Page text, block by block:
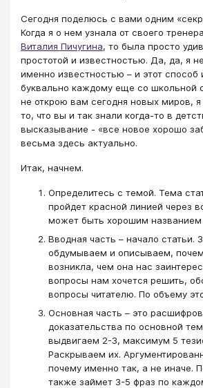
Сегодня поделюсь с вами одним
Когда я о нем узнала от своего
Виталия Пичугина​, то была просто
простотой и известностью. Да, да, я
именно известностью – и этот способ
буквально каждому еще со школьной
не открою вам сегодня новых миров,
то, что вы и так знали когда-то в
высказывание - «все новое хорошо
весьма здесь актуально.
Итак, начнем.
Определитесь с темой. Тема
пройдет красной линией через
может быть хорошим названием
Вводная часть – начало статьи.
обдумываем и описываем,
возникла, чем она нас
вопросы нам хочется решить,
вопросы читателю. По объему
Основная часть – это
доказательства по основной
выдвигаем 2-3, максимум 5
Раскрываем их.
почему именно так, а не иначе.
также займет 3-5 фраз по